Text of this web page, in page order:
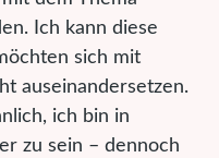
Ich kann diese
sich mit
auseinandersetzen.
ich bin in
zu sein – dennoch